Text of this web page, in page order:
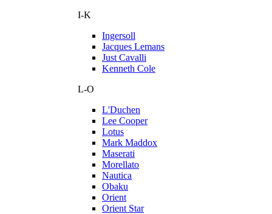
I-K
Ingersoll
Jacques Lemans
Just Cavalli
Kenneth Cole
L-O
L'Duchen
Lee Cooper
Lotus
Mark Maddox
Maserati
Morellato
Nautica
Obaku
Orient
Orient Star